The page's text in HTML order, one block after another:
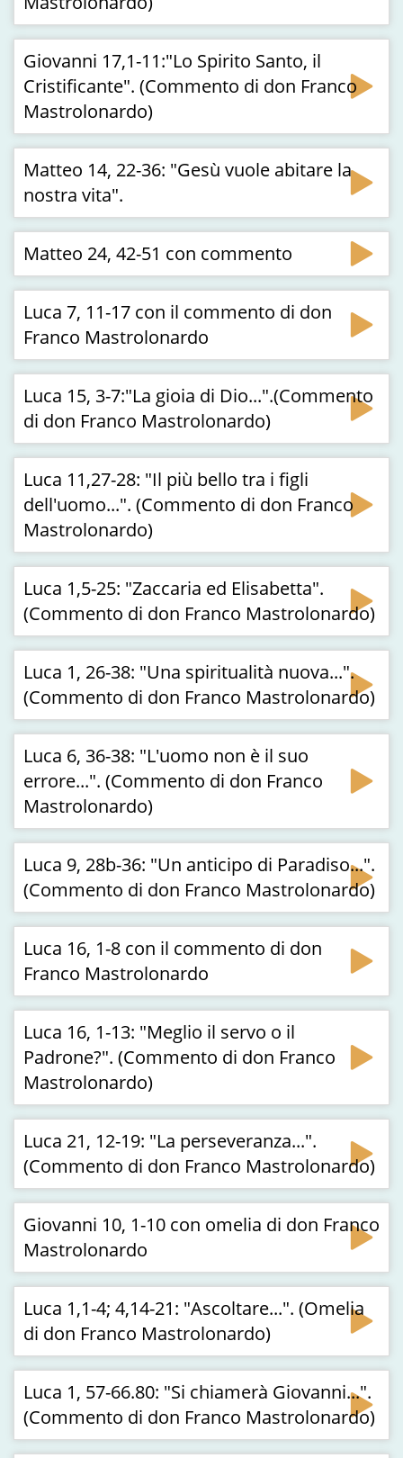
Giovanni 17,1-11:"Lo Spirito Santo, il
Cristificante". (Commento di don Franco
Mastrolonardo)
Matteo 14, 22-36: "Gesù vuole abitare la
nostra vita".
Matteo 24, 42-51 con commento
Luca 7, 11-17 con il commento di don
Franco Mastrolonardo
Luca 15, 3-7:"La gioia di Dio...".(Commento
di don Franco Mastrolonardo)
Luca 11,27-28: "Il più bello tra i figli
dell'uomo...". (Commento di don Franco
Mastrolonardo)
Luca 1,5-25: "Zaccaria ed Elisabetta".
(Commento di don Franco Mastrolonardo)
Luca 1, 26-38: "Una spiritualità nuova...".
(Commento di don Franco Mastrolonardo)
Luca 6, 36-38: "L'uomo non è il suo
errore...". (Commento di don Franco
Mastrolonardo)
Luca 9, 28b-36: "Un anticipo di Paradiso...".
(Commento di don Franco Mastrolonardo)
Luca 16, 1-8 con il commento di don
Franco Mastrolonardo
Luca 16, 1-13: "Meglio il servo o il
Padrone?". (Commento di don Franco
Mastrolonardo)
Luca 21, 12-19: "La perseveranza...".
(Commento di don Franco Mastrolonardo)
Giovanni 10, 1-10 con omelia di don Franco
Mastrolonardo
Luca 1,1-4; 4,14-21: "Ascoltare...". (Omelia
di don Franco Mastrolonardo)
Luca 1, 57-66.80: "Si chiamerà Giovanni...".
(Commento di don Franco Mastrolonardo)